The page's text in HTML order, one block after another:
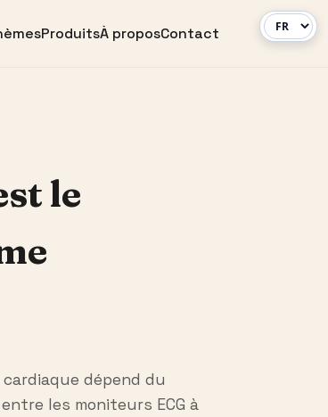
ProduitsÀ proposContact
le
dépend du
les moniteurs ECG à